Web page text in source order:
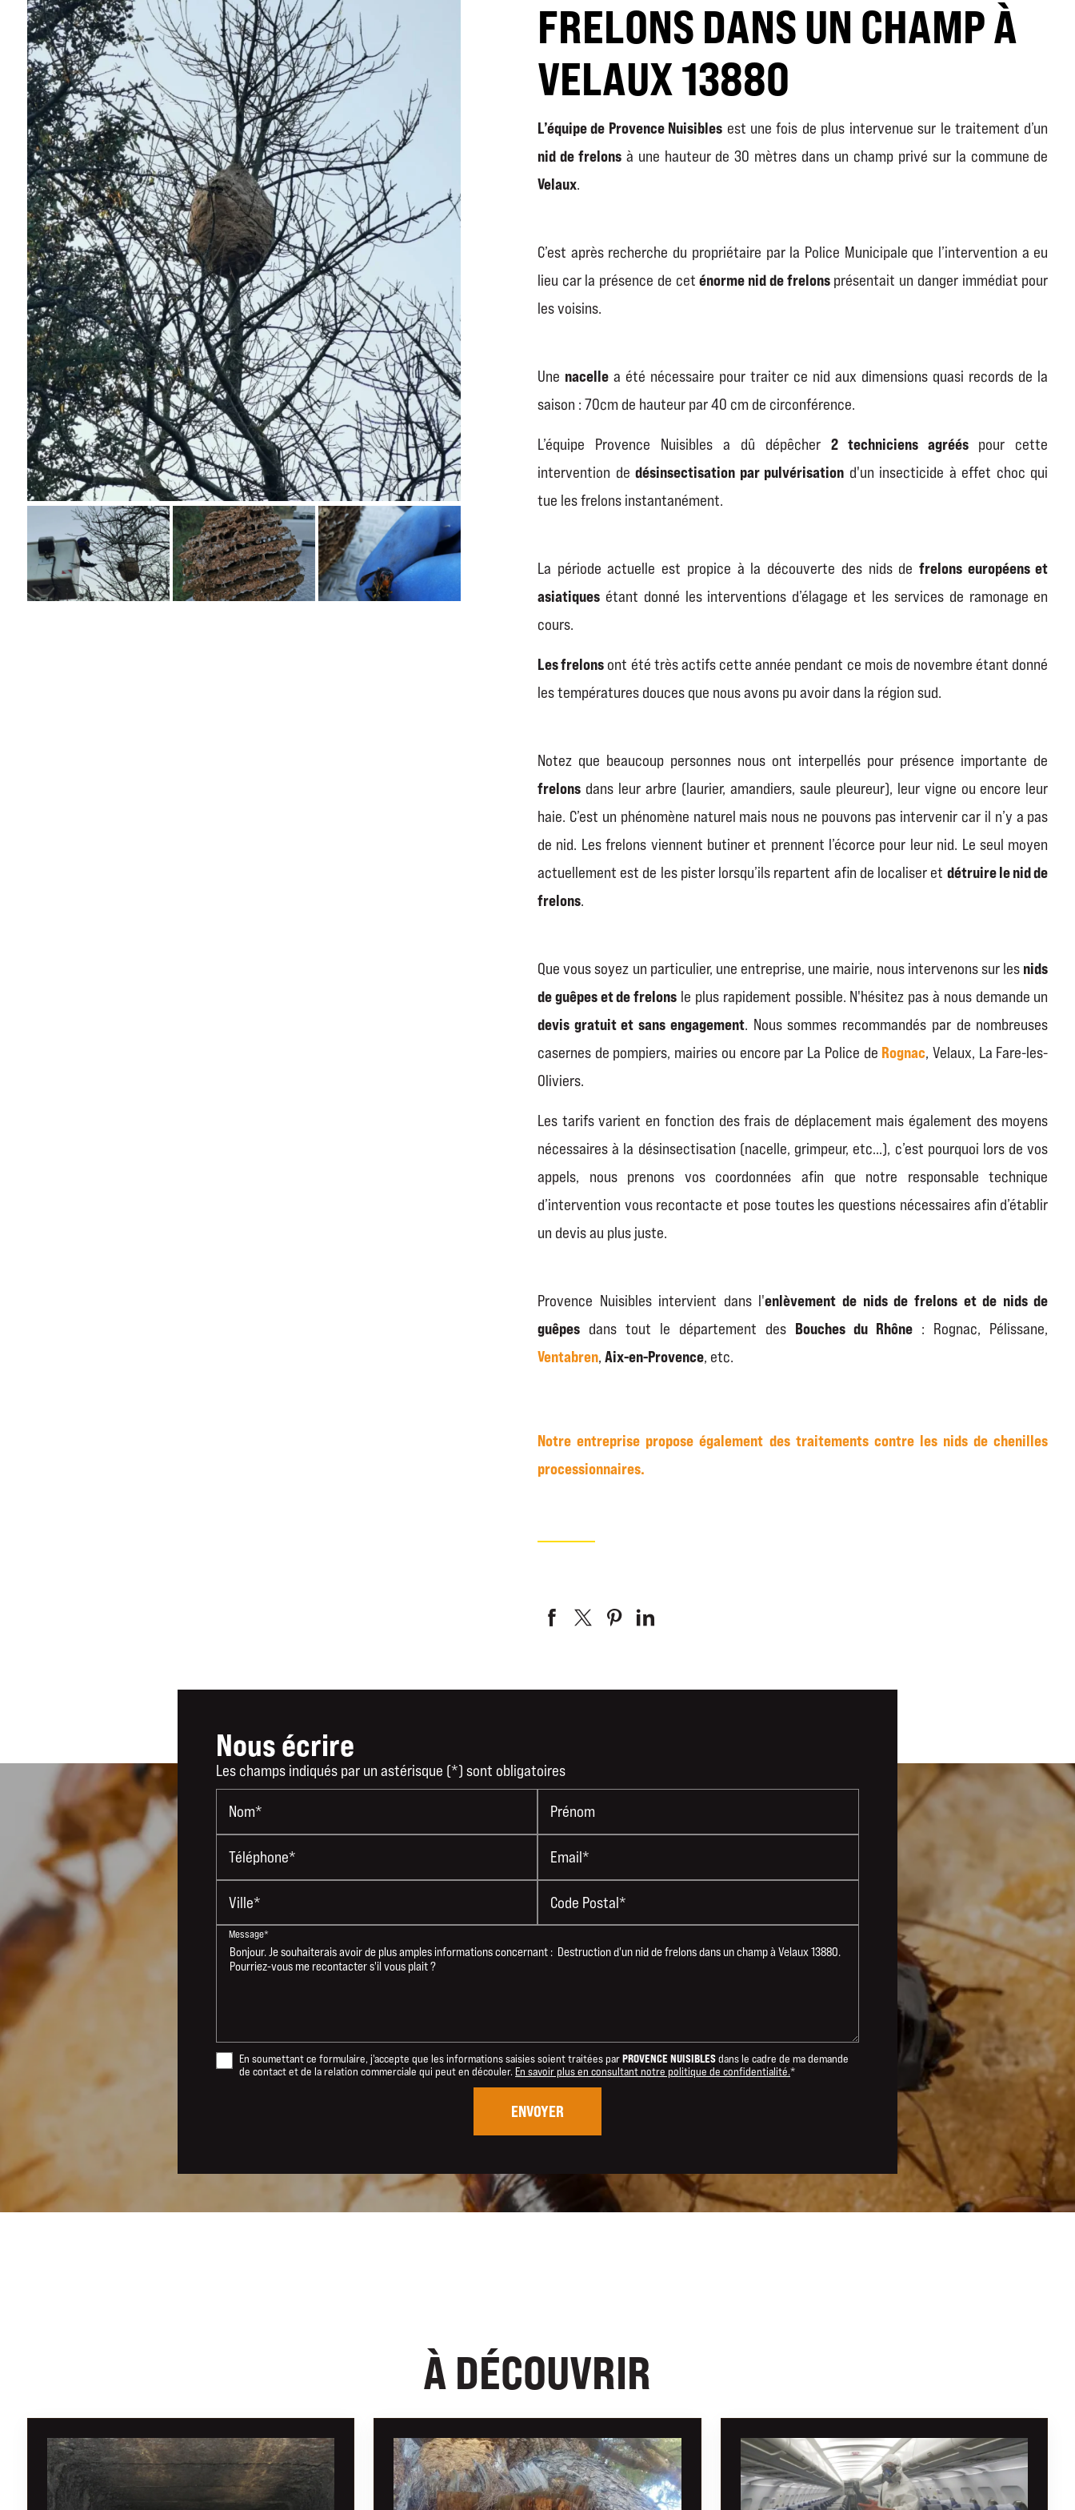
FRELONS DANS UN CHAMP À
VELAUX 13880
L’équipe de Provence Nuisibles est une fois de plus intervenue sur le traitement d’un
nid de frelonsà une hauteur de 30 mètres dans un champ privé sur la commune de
Velaux.
C’est après recherche du propriétaire par la Police Municipale que l’intervention a eu
lieu car la présence de ceténorme nid de frelonsprésentait un danger immédiat pour
les voisins.
Une nacelle a été nécessaire pour traiter ce nid aux dimensions quasi records de la
saison : 70cm de hauteur par 40 cm de circonférence.
L’équipe Provence Nuisibles a dû dépêcher 2 techniciens agrééspour cette
intervention dedésinsectisation par pulvérisation d'un insecticide à effet choc qui
tue les frelons instantanément.
La période actuelle est propice à la découverte des nids de frelons européens et
asiatiques étant donné les interventions d’élagage et les services de ramonage en
cours.
Les frelons ont été très actifs cette année pendant ce mois de novembre étant donné
les températures douces que nous avons pu avoir dans la région sud.
Notez que beaucoup personnes nous ont interpellés pour présence importante de
frelons dans leur arbre (laurier, amandiers, saule pleureur), leur vigne ou encore leur
haie. C’est un phénomène naturel mais nous ne pouvons pas intervenir car il n’y a pas
de nid. Les frelons viennent butiner et prennent l’écorce pour leur nid. Le seul moyen
actuellement est de les pister lorsqu’ils repartent afin de localiser et détruire le nid de
frelons.
Que vous soyez un particulier, une entreprise, une mairie, nous intervenons sur les nids
de guêpes et de frelons le plus rapidement possible. N'hésitez pas à nous demande un
devis gratuit et sans engagement. Nous sommes recommandés par de nombreuses
casernes de pompiers, mairies ou encore par La Police de Rognac, Velaux, La Fare-les-
Oliviers.
Les tarifs varient en fonction des frais de déplacement mais également des moyens
nécessaires à la désinsectisation (nacelle, grimpeur, etc…), c’est pourquoi lors de vos
appels, nous prenons vos coordonnées afin que notre responsable technique
d’intervention vous recontacte et pose toutes les questions nécessaires afin d’établir
un devis au plus juste.
Provence Nuisibles intervient dans l'enlèvement de nids de frelons et de nids de
guêpes dans tout le département des Bouches du Rhône : Rognac, Pélissane,
Ventabren, Aix-en-Provence, etc.
Notre entreprise propose également des traitements contre les nids de chenilles
processionnaires.
Nous écrire
Les champs indiqués par un astérisque (*) sont obligatoires
Nom* Prénom
Téléphone* Email*
Ville* Code Postal*
Message*
En soumettant ce formulaire, j'accepte que les informations saisies soient traitées parPROVENCE NUISIBLESdans le cadre de ma demande
de contact et de la relation commerciale qui peut en découler. En savoir plus en consultant notre politique de confidentialité.*
À DÉCOUVRIR